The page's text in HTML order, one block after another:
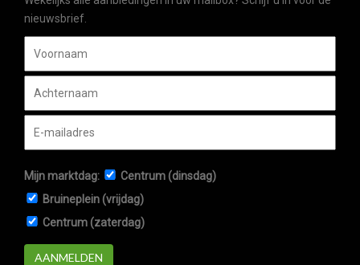
nieuwsbrief.
Mijn marktdag:
Centrum (dinsdag)
Bruineplein (vrijdag)
Centrum (zaterdag)
AANMELDEN